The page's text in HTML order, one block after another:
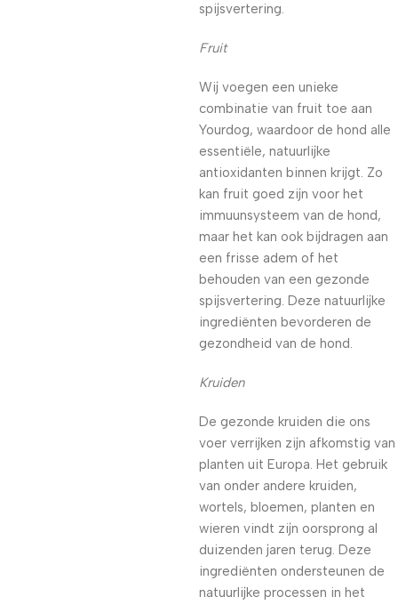
spijsvertering.
Fruit
Wij voegen een unieke
combinatie van fruit toe aan
Yourdog, waardoor de hond alle
essentiële, natuurlijke
antioxidanten binnen krijgt. Zo
kan fruit goed zijn voor het
immuunsysteem van de hond,
maar het kan ook bijdragen aan
een frisse adem of het
behouden van een gezonde
spijsvertering. Deze natuurlijke
ingrediënten bevorderen de
gezondheid van de hond.
Kruiden
De gezonde kruiden die ons
voer verrijken zijn afkomstig van
planten uit Europa. Het gebruik
van onder andere kruiden,
wortels, bloemen, planten en
wieren vindt zijn oorsprong al
duizenden jaren terug. Deze
ingrediënten ondersteunen de
natuurlijke processen in het